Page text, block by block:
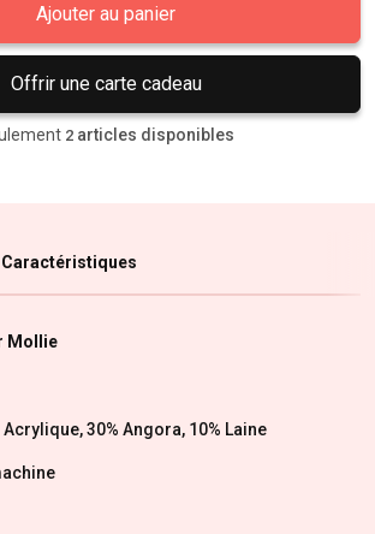
Ajouter au panier
Offrir une carte cadeau
2 articles disponibles
Caractéristiques
Mollie
Acrylique, 30% Angora, 10% Laine